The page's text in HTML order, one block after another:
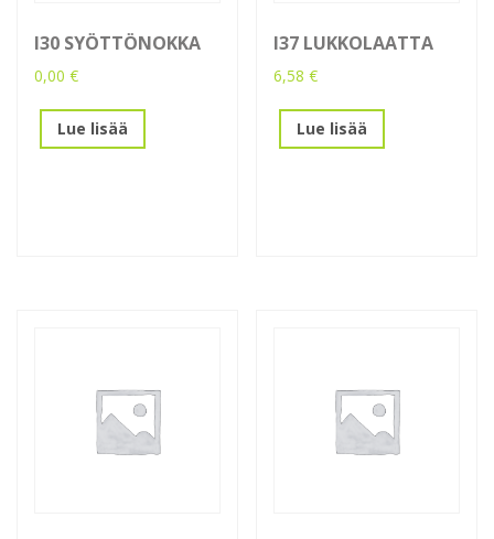
I30 SYÖTTÖNOKKA
0,00 €
Lue lisää
I37 LUKKOLAATTA
6,58€
Lue lisää